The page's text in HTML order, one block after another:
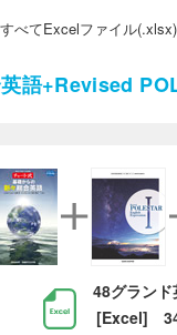
べてExcelファイル(.xlsx)
語+Revised
48グランド
[Excel]